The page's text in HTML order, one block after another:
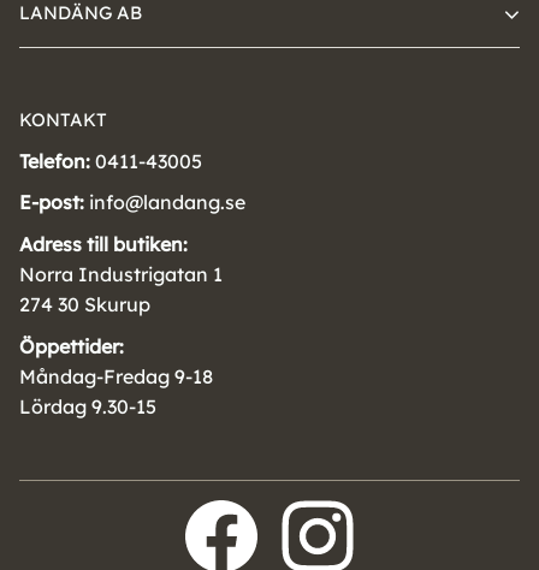
LANDÄNG AB
KONTAKT
Telefon: 0411-43005
E-post: info@landang.se
Adress till butiken:
Norra Industrigatan 1
274 30 Skurup
Öppettider:
Måndag-Fredag 9-18
Lördag 9.30-15